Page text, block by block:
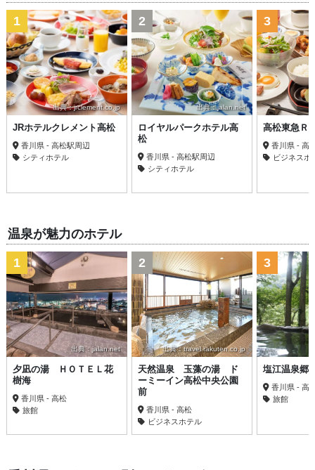
出典：jrclement.co.jp
1
JRホテルクレメント高松
香川県 - 高松駅周辺
シティホテル
出典：jalan.net
2
ロイヤルパークホテル高
松
香川県 - 高松駅周辺
シティホテル
3
高松東急Ｒ
香川県 - 高
ビジネスホ
温泉が魅力のホテル
出典：jalan.net
1
夕凪の湯 ＨＯＴＥＬ花
樹海
香川県 - 高松
旅館
出典：travel.rakuten.co.jp
2
天然温泉 玉藻の湯 ド
ーミーイン高松中央公園
前
香川県 - 高松
ビジネスホテル
3
塩江温泉郷
香川県 - 高
旅館